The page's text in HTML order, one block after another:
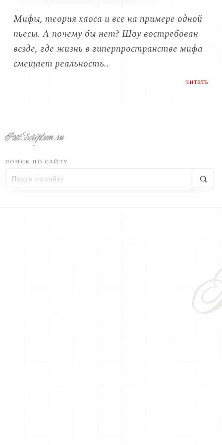
Мифы, теория хаоса и все на примере одной
пьесы. А почему бы нет? Шоу востребован
везде, где жизнь в гиперпространстве мифа
смещает реальность..
читать
ПОИСК ПО САЙТУ